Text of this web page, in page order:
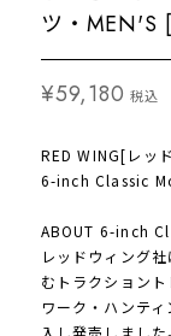
ツ・MEN'S
¥59,180 税込
RED WING[レッ
6-inch Classic
ABOUT 6-inch
レッドウィング
むトラクション
ワーク・ハンテ